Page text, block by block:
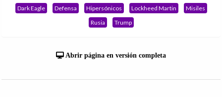
Dark Eagle Defensa Hipersónicos Lockheed Martin
Misiles
Rusia
Trump
Abrir página en versión completa